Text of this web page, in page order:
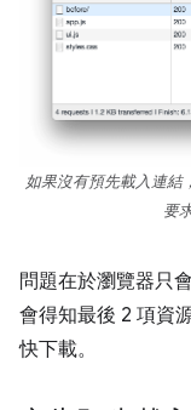
如果沒有預先載入連
要
問題在於瀏覽器只
會得知最後 2 項資
快下載。